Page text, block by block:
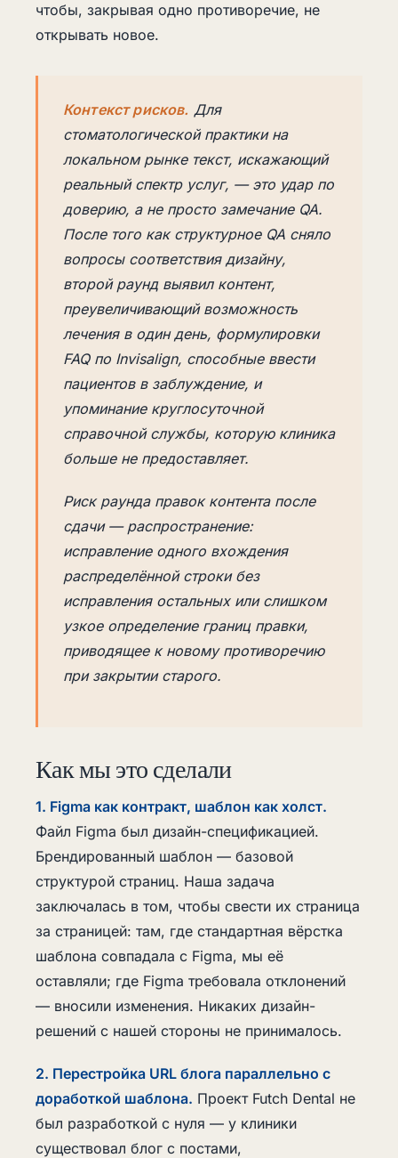
чтобы, закрывая одно противоречие, не
открывать новое.
Контекст рисков. Для
стоматологической практики на
локальном рынке текст, искажающий
реальный спектр услуг, — это удар по
доверию, а не просто замечание QA.
После того как структурное QA сняло
вопросы соответствия дизайну,
второй раунд выявил контент,
преувеличивающий возможность
лечения в один день, формулировки
FAQ по Invisalign, способные ввести
пациентов в заблуждение, и
упоминание круглосуточной
справочной службы, которую клиника
больше не предоставляет.
Риск раунда правок контента после
сдачи — распространение:
исправление одного вхождения
распределённой строки без
исправления остальных или слишком
узкое определение границ правки,
приводящее к новому противоречию
при закрытии старого.
Как мы это сделали
1. Figma как контракт, шаблон как холст.
Файл Figma был дизайн-спецификацией.
Брендированный шаблон — базовой
структурой страниц. Наша задача
заключалась в том, чтобы свести их страница
за страницей: там, где стандартная вёрстка
шаблона совпадала с Figma, мы её
оставляли; где Figma требовала отклонений
— вносили изменения. Никаких дизайн-
решений с нашей стороны не принималось.
2. Перестройка URL блога параллельно с
доработкой шаблона. Проект Futch Dental не
был разработкой с нуля — у клиники
существовал блог с постами,